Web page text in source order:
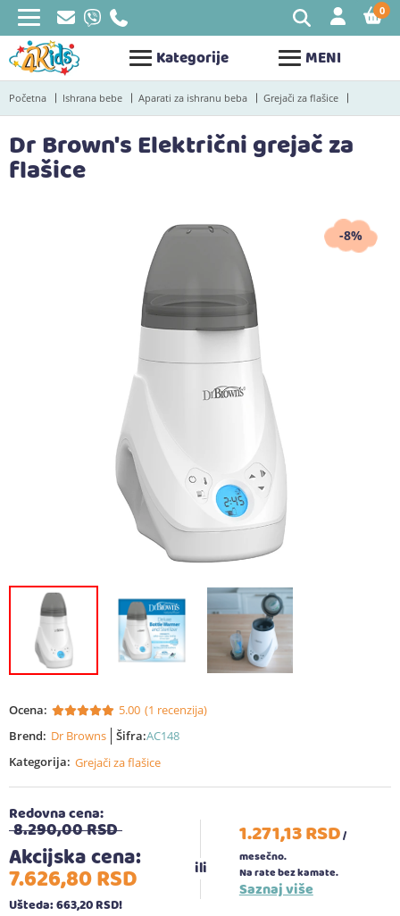
Kategorije MENI
0
Početna Ishrana bebe Aparati za ishranu beba Grejači za flašice
Dr Brown's Električni grejač za
flašice
-8%
Ocena: 5.00 (1 recenzija)
Brend: Dr Browns Šifra:AC148
Kategorija: Grejači za flašice
Redovna cena:
8.290,00RSD
Akcijska cena:
7.626,80RSD
Ušteda: 663,20RSD!
1.271,13RSD/
mesečno.
Na rate bez kamate.
Saznaj više